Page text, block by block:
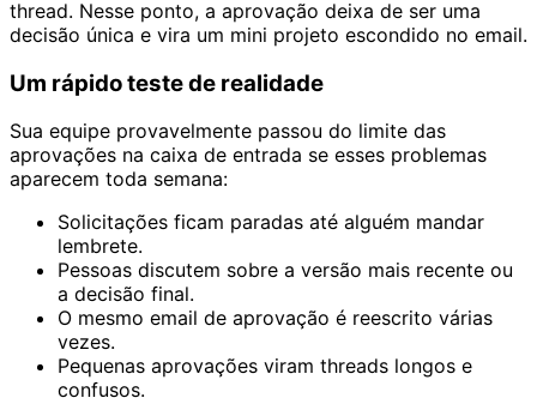
thread. Nesse ponto, a aprovação deixa de ser uma
decisão única e vira um mini projeto escondido no email.
Um rápido teste de realidade
Sua equipe provavelmente passou do limite das
aprovações na caixa de entrada se esses problemas
aparecem toda semana:
Solicitações ficam paradas até alguém mandar
lembrete.
Pessoas discutem sobre a versão mais recente ou
a decisão final.
O mesmo email de aprovação é reescrito várias
vezes.
Pequenas aprovações viram threads longos e
confusos.